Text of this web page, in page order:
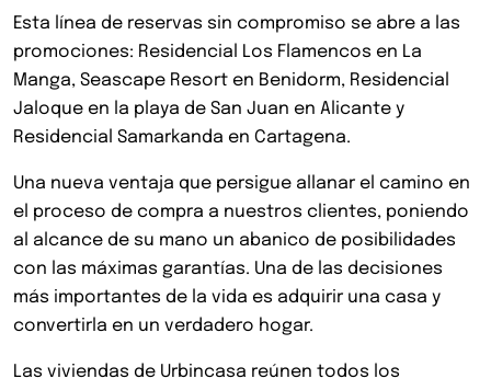
Esta línea de reservas sin compromiso se abre a las
promociones: Residencial Los Flamencos en La
Manga, Seascape Resort en Benidorm, Residencial
Jaloque en la playa de San Juan en Alicante y
Residencial Samarkanda en Cartagena.
Una nueva ventaja que persigue allanar el camino en
el proceso de compra a nuestros clientes, poniendo
al alcance de su mano un abanico de posibilidades
con las máximas garantías. Una de las decisiones
más importantes de la vida es adquirir una casa y
convertirla en un verdadero hogar.
Las viviendas de Urbincasa reúnen todos los